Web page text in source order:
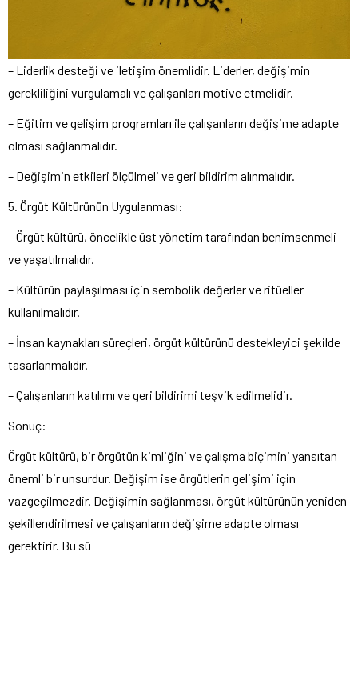
– Liderlik desteği ve iletişim önemlidir. Liderler, değişimin
gerekliliğini vurgulamalı ve çalışanları motive etmelidir.
– Eğitim ve gelişim programları ile çalışanların değişime adapte
olması sağlanmalıdır.
– Değişimin etkileri ölçülmeli ve geri bildirim alınmalıdır.
5. Örgüt Kültürünün Uygulanması:
– Örgüt kültürü, öncelikle üst yönetim tarafından benimsenmeli
ve yaşatılmalıdır.
– Kültürün paylaşılması için sembolik değerler ve ritüeller
kullanılmalıdır.
– İnsan kaynakları süreçleri, örgüt kültürünü destekleyici şekilde
tasarlanmalıdır.
– Çalışanların katılımı ve geri bildirimi teşvik edilmelidir.
Sonuç:
Örgüt kültürü, bir örgütün kimliğini ve çalışma biçimini yansıtan
önemli bir unsurdur. Değişim ise örgütlerin gelişimi için
vazgeçilmezdir. Değişimin sağlanması, örgüt kültürünün yeniden
şekillendirilmesi ve çalışanların değişime adapte olması
gerektirir. Bu sü